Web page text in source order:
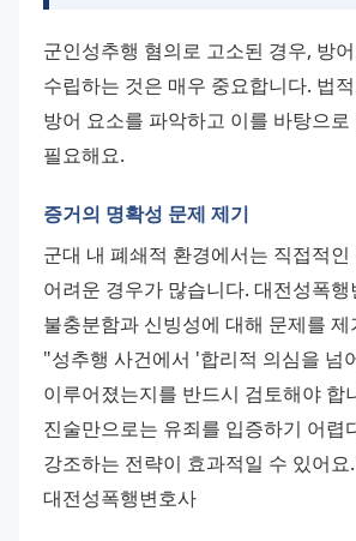
군인성추행 혐의로 고소된 경우, 방
수립하는 것은 매우 중요합니다. 법
방어 요소를 파악하고 이를 바탕으로
필요해요.
증거의 명확성 문제 제기
군대 내 폐쇄적 환경에서는 직접적
어려운 경우가 많습니다. 대전성폭
불충분함과 신빙성에 대해 문제를
"성추행 사건에서 '합리적 의심을 넘
이루어졌는지를 반드시 검토해야 합
진술만으로는 유죄를 입증하기 어렵
강조하는 전략이 효과적일 수 있어요
대전성폭행변호사